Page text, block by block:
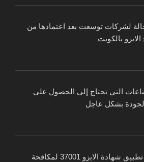
لشركات توسعت بعد اعتمادها من
بالكويت
التي تحتاج إلى الحصول على
بشكل عاجل
خطوات تطبيق شهادة الايزو 37001 لمكافحة